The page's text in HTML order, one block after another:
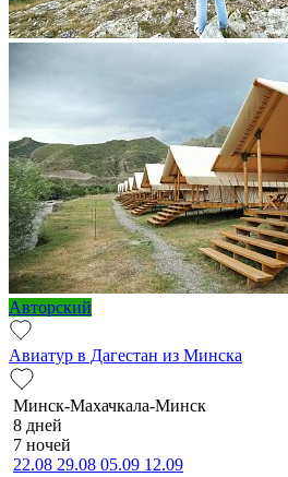
Авторский
Авиатур в Дагестан из Минска
Минск-Махачкала-Минск
8 дней
7 ночей
22.08 29.08 05.09 12.09